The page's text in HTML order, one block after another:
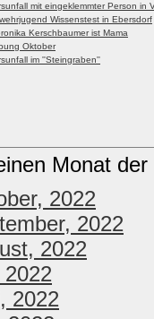
mit eingeklemmter Person in
Wissenstest in Ebersdorf
Kerschbaumer ist Mama
Oktober
im ''Steingraben''
Monat
2022
2022
2022
2022